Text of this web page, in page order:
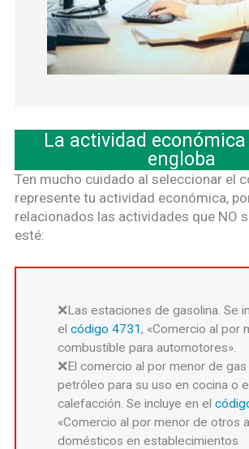
La actividad
engloba
Ten mucho cuidado al seleccionar el
represente tu actividad económica,
relacionados las actividades que NO
esté:
Las estaciones de gasolina. Se
elcódigo 4731, «Comercio al por
combustible para automotores».
El comercio al por menor de
petróleo para su uso en cocina o
calefacción. Se incluye en el
«Comercio al por menor de otros
domésticos en establecimientos